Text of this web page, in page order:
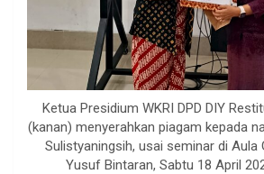
Ketua Presidium WKRI DPD DIY
(kanan) menyerahkan piagam kepada
Sulistyaningsih, usai seminar di Aula
Yusuf Bintaran, Sabtu 18 April